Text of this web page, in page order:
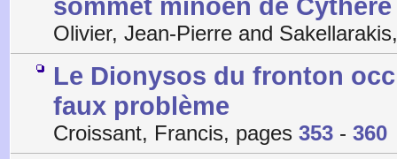
Olivier, Jean-Pierre and
Le Dionysos du fronton
faux problème
Croissant, Francis, pages 353 - 360